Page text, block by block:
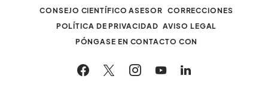
CONSEJO CIENTÍFICO ASESOR CORRECCIONES
POLÍTICA DE PRIVACIDAD AVISO LEGAL
PÓNGASE EN CONTACTO CON